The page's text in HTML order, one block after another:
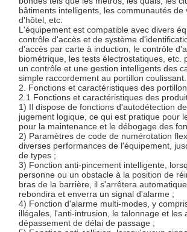
bâtiments intelligents, les communautés de
d'hôtel, etc.
L'équipement est compatible avec divers
contrôle d'accès et de système
d'accès par carte à induction, le contrôle
biométrique, les tests électrostatiques, etc.
un contrôle et une gestion intelligents des
simple raccordement au portillon coulissant.
2. Fonctions et caractéristiques des
2.1 Fonctions et caractéristiques des
1) Il dispose de fonctions d'autodétection
jugement logique, ce qui est pratique pour
pour la maintenance et le débogage des
2) Paramètres de code de numérotation
diverses performances de l'équipement,
de types ;
3) Fonction anti-pincement intelligente,
personne ou un obstacle à la position de
bras de la barrière, il s'arrêtera
rebondira et enverra un signal d'alarme ;
4) Fonction d'alarme multi-modes, y
illégales, l'anti-intrusion, le talonnage et les
dépassement de délai de passage ;